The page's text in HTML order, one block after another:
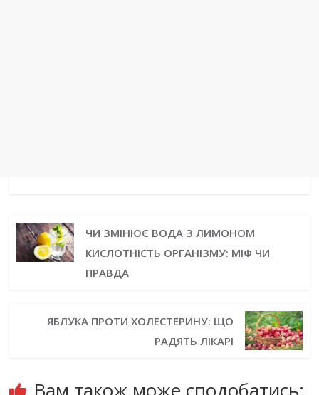
ЧИ ЗМІНЮЄ ВОДА З ЛИМОНОМ
КИСЛОТНІСТЬ ОРГАНІЗМУ: МІФ ЧИ
ПРАВДА
ЯБЛУКА ПРОТИ ХОЛЕСТЕРИНУ: ЩО
РАДЯТЬ ЛІКАРІ
Вам також може сподобатись: